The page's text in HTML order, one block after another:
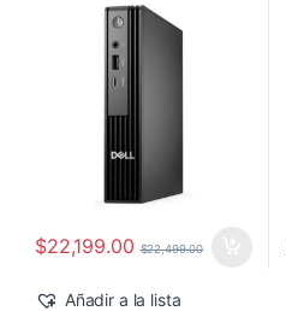
Windows 11 Pro
$22,199.00 $22,499.00
Añadir a la lista